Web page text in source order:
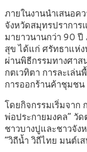
ภายในงานนำเสนอค
จังหวัดสมุทรปราการ
มายาวนานกว่า 90 ปี
สุข ได้แก่ ศรัทธาแห่
ผ่านพิธีกรรมทางศา
กตเวทิตา การละเล่
การออกร้านค้าชุมช
โดยกิจกรรมเริ่มจาก
พ่อประกายมงคล” วั
ชาวบางปูและชาวจั
“วิถีน้ำ วิถีไทย มนต์เ